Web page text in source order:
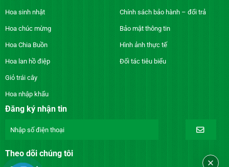
Hoa sinh nhật
Hoa chúc mừng
Hoa Chia Buồn
Hoa lan hồ điệp
Giỏ trái cây
Hoa nhập khẩu
Chính sách bảo hành – đổi trả
Bảo mật thông tin
Hình ảnh thực tế
Đối tác tiêu biểu
Đăng ký nhận tin
Theo dõi chúng tôi